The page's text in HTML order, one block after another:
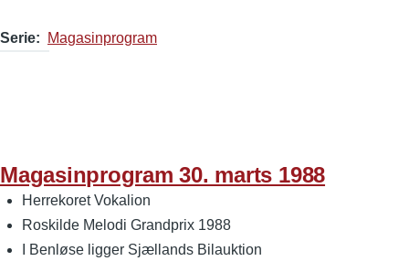
Serie Magasinprogram
Magasinprogram 30. marts 1988
Herrekoret Vokalion
Roskilde Melodi Grandprix 1988
I Benløse ligger Sjællands Bilauktion